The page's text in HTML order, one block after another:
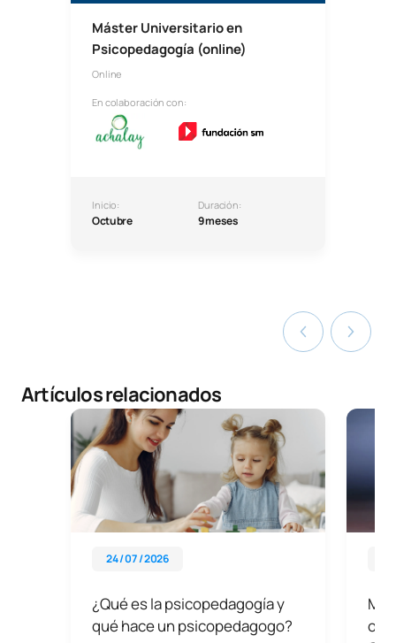
Máster Universitario en
Psicopedagogía (online)
Online
En colaboración con:
Inicio:
Octubre
Duración:
9 meses
Artículos relacionados
24 / 07 / 2026
¿Qué es la psicopedagogía y
qué hace un psicopedagogo?